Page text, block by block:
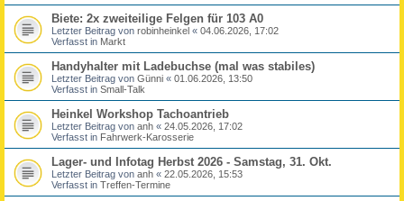
Biete: 2x zweiteilige Felgen für 103 A0
Letzter Beitrag von robinheinkel « 04.06.2026, 17:02
Verfasst in Markt
Handyhalter mit Ladebuchse (mal was stabiles)
Letzter Beitrag von Günni « 01.06.2026, 13:50
Verfasst in Small-Talk
Heinkel Workshop Tachoantrieb
Letzter Beitrag von anh « 24.05.2026, 17:02
Verfasst in Fahrwerk-Karosserie
Lager- und Infotag Herbst 2026 - Samstag, 31. Okt.
Letzter Beitrag von anh « 22.05.2026, 15:53
Verfasst in Treffen-Termine